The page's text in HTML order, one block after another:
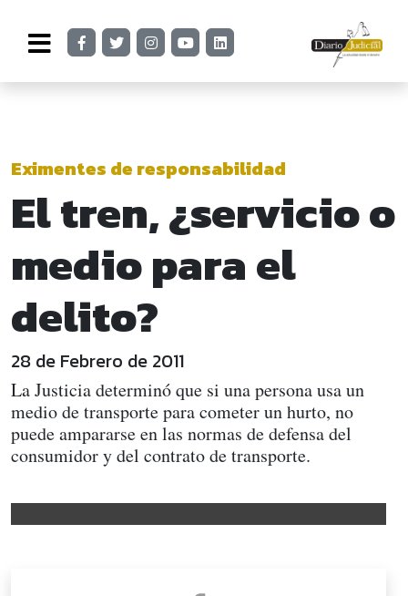
Eximentes de responsabilidad
El tren, ¿servicio o
medio para el
delito?
28 de Febrero de 2011
La Justicia determinó que si una persona usa un
medio de transporte para cometer un hurto, no
puede ampararse en las normas de defensa del
consumidor y del contrato de transporte.